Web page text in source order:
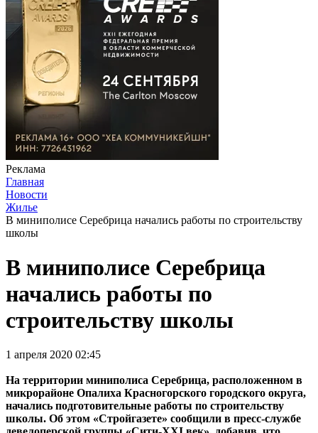
Реклама
Главная
Новости
Жилье
В миниполисе Серебрица начались работы по строительству
школы
В миниполисе Серебрица
начались работы по
строительству школы
1 апреля 2020 02:45
На территории миниполиса Серебрица, расположенном в
микрорайоне Опалиха Красногорского городского округа,
начались подготовительные работы по строительству
школы. Об этом «Стройгазете» сообщили в пресс-службе